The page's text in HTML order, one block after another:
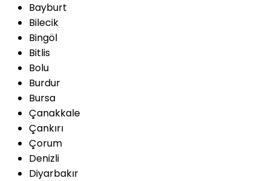
Bayburt
Bilecik
Bingöl
Bitlis
Bolu
Burdur
Bursa
Çanakkale
Çankırı
Çorum
Denizli
Diyarbakır